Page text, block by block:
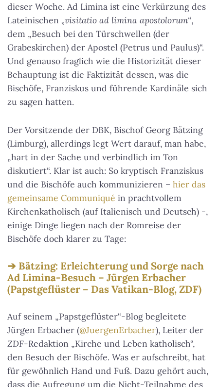
dieser Woche. Ad Limina ist eine Verkürzung des
Lateinischen „visitatio ad limina apostolorum“,
dem „Besuch bei den Türschwellen (der
Grabeskirchen) der Apostel (Petrus und Paulus)“.
Und genauso fraglich wie die Historizität dieser
Behauptung ist die Faktizität dessen, was die
Bischöfe, Franziskus und führende Kardinäle sich
zu sagen hatten.
Der Vorsitzende der DBK, Bischof Georg Bätzing
(Limburg), allerdings legt Wert darauf, man habe,
„hart in der Sache und verbindlich im Ton
diskutiert“. Klar ist auch: So kryptisch Franziskus
und die Bischöfe auch kommunizieren – hier das
gemeinsame Communiqué in prachtvollem
Kirchenkatholisch (auf Italienisch und Deutsch) -,
einige Dinge liegen nach der Romreise der
Bischöfe doch klarer zu Tage:
Bätzing: Erleichterung und Sorge nach
Ad Limina-Besuch – Jürgen Erbacher
(Papstgeflüster – Das Vatikan-Blog, ZDF)
Auf seinem „Papstgeflüster“-Blog begleitete
Jürgen Erbacher (@JuergenErbacher), Leiter der
ZDF-Redaktion „Kirche und Leben katholisch“,
den Besuch der Bischöfe. Was er aufschreibt, hat
für gewöhnlich Hand und Fuß. Dazu gehört auch,
dass die Aufregung um die Nicht-Teilnahme des